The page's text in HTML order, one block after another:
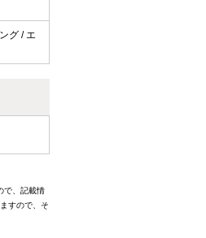
グ / エ
で、記載情
すので、そ